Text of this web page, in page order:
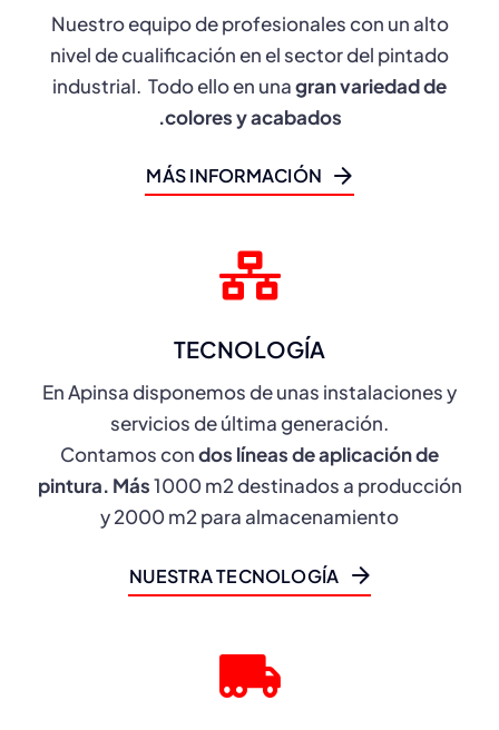
Nuestro equipo de profesionales con un alto
nivel de cualificación en el sector del pintado
industrial. Todo ello en unagran variedad de
coloresy acabados.
MÁS INFORMACIÓN
TECNOLOGÍA
En Apinsa disponemos de unas instalaciones y
servicios de última generación.
Contamos condos líneas de aplicación de
pintura.Más1000 m2 destinados a producción
y 2000 m2 para almacenamiento
NUESTRA TECNOLOGÍA